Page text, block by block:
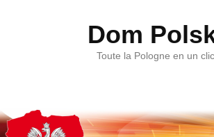
Dom
Toute la Pologne en un clic